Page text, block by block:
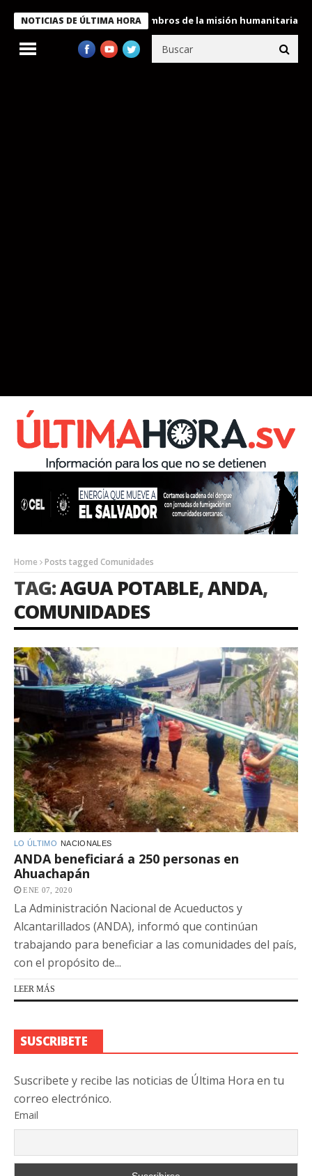
NOTICIAS DE ÚLTIMA HORA
Bukele condecora a miembros de la misión humanitaria
Home Posts tagged Comunidades
TAG:AGUA POTABLE,ANDA,
COMUNIDADES
LO ÚLTIMO NACIONALES
ANDA beneficiará a 250 personas en
Ahuachapán
ENE 07, 2020
La Administración Nacional de Acueductos y
Alcantarillados (ANDA), informó que continúan
trabajando para beneficiar a las comunidades del país,
con el propósito de...
LEER MÁS
SUSCRIBETE
Suscribete y recibe las noticias de Última Hora en tu
correo electrónico.
Email